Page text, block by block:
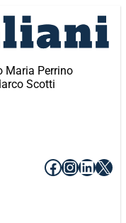
Maria Perrino
Scotti
Facebook
X